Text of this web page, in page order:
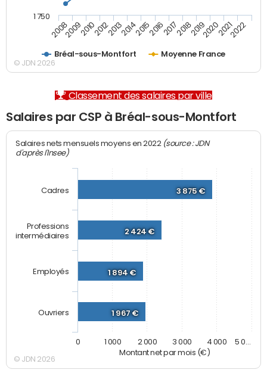
Bréal-sous-Montfort Moyenne France
20082009201020122013201420152016201720182019202020212022
1 750
© JDN 2026
Classement des salaires par ville
Salaires par CSP à Bréal-sous-Montfort
Montant net par mois (€)
Salaires nets mensuels moyens en 2022 (source : JDN
d'après l'Insee)
3 875 €
2 424 €
1 894 €
1 967 €
Cadres
Professions
intermédiaires
Employés
Ouvriers
0 1 000 2 000 3 000 4 000 5 0…
© JDN 2026